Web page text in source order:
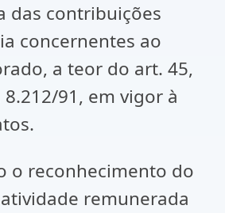
das contribuições
concernentes ao
a teor do art. 45,
8.212/91, em vigor à
o reconhecimento do
remunerada